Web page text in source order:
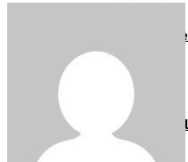
Video
Röportaj
Resmi